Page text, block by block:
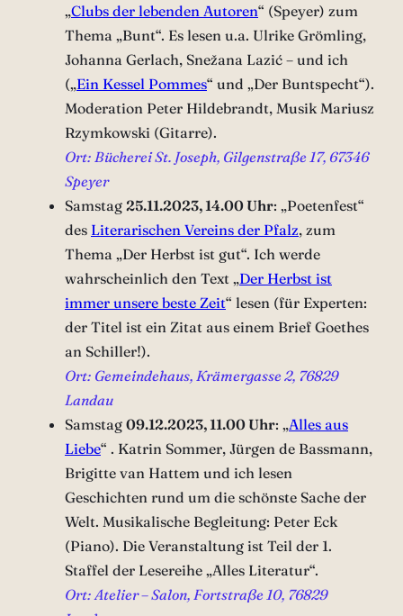
„Clubs der lebenden Autoren“ (Speyer) zum
Thema „Bunt“. Es lesen u.a. Ulrike Grömling,
Johanna Gerlach, Snežana Lazić – und ich
(„Ein Kessel Pommes“ und „Der Buntspecht“).
Moderation Peter Hildebrandt, Musik Mariusz
Rzymkowski (Gitarre).
Ort: Bücherei St. Joseph, Gilgenstraße 17, 67346
Speyer
Samstag 25.11.2023, 14.00 Uhr: „Poetenfest“
des Literarischen Vereins der Pfalz, zum
Thema „Der Herbst ist gut“. Ich werde
wahrscheinlich den Text „Der Herbst ist
immer unsere beste Zeit“ lesen (für Experten:
der Titel ist ein Zitat aus einem Brief Goethes
an Schiller!).
Ort: Gemeindehaus, Krämergasse 2, 76829
Landau
Samstag 09.12.2023, 11.00 Uhr: „Alles aus
Liebe“ . Katrin Sommer, Jürgen de Bassmann,
Brigitte van Hattem und ich lesen
Geschichten rund um die schönste Sache der
Welt. Musikalische Begleitung: Peter Eck
(Piano). Die Veranstaltung ist Teil der 1.
Staffel der Lesereihe „Alles Literatur“.
Ort: Atelier – Salon, Fortstraße 10, 76829